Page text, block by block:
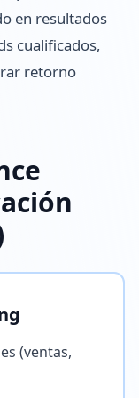
en resultados
cualificados,
retorno
(ventas,